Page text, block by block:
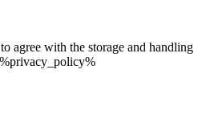
agree with the storage and handling